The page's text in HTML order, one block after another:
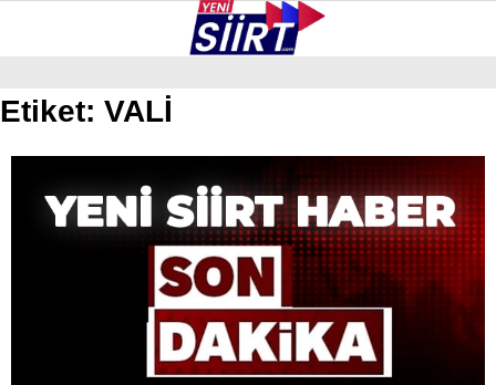
GALERİ VİDEO YAZARLAR
ERUH
Etiket: VALİ